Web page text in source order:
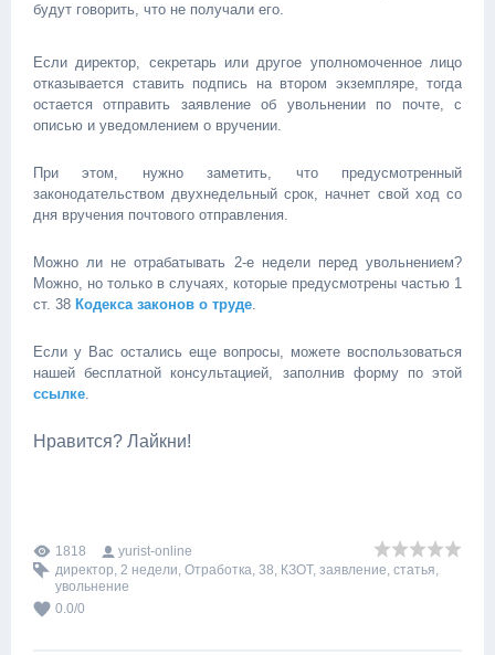
будут говорить, что не получали его.
Если директор, секретарь или другое уполномоченное лицо
отказывается ставить подпись на втором экземпляре, тогда
остается отправить заявление об увольнении по почте, с
описью и уведомлением о вручении.
При этом, нужно заметить, что предусмотренный
законодательством двухнедельный срок, начнет свой ход со
дня вручения почтового отправления.
Можно ли не отрабатывать 2-е недели перед увольнением?
Можно, но только в случаях, которые предусмотрены частью 1
ст. 38 Кодекса законов о труде.
Если у Вас остались еще вопросы, можете воспользоваться
нашей бесплатной консультацией, заполнив форму по этой
ссылке.
Нравится? Лайкни!
1818
yurist-online
директор, 2 недели, Отработка, 38, КЗОТ, заявление, статья,
увольнение
0.0/0